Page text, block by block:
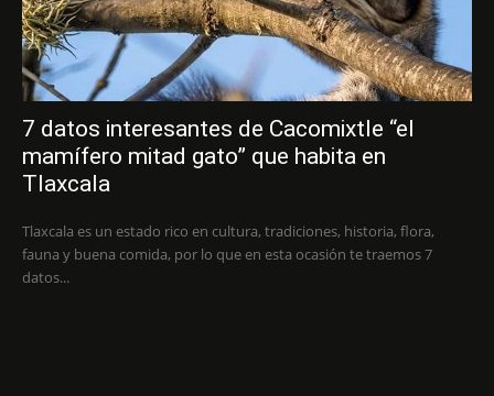
7 datos interesantes de Cacomixtle “el
mamífero mitad gato” que habita en
Tlaxcala
Tlaxcala es un estado rico en cultura, tradiciones, historia, flora,
fauna y buena comida, por lo que en esta ocasión te traemos 7
datos...